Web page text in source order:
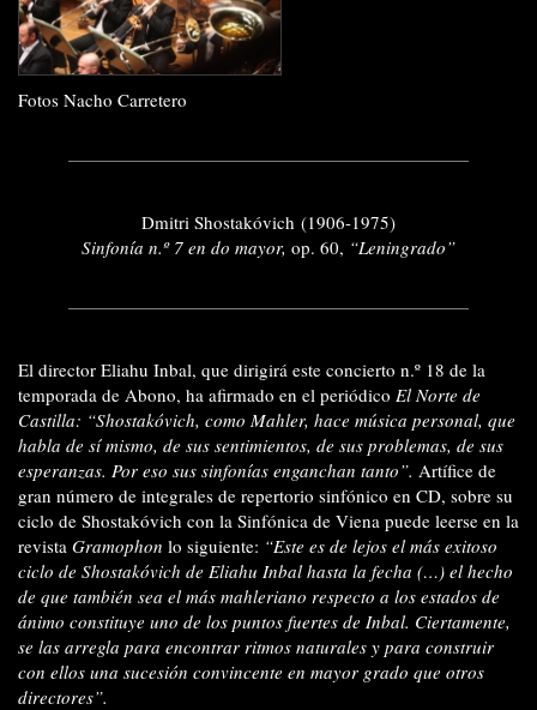
Fotos Nacho Carretero
Dmitri Shostakóvich (1906-1975)
Sinfonía n.º 7 en do mayor, op. 60, “Leningrado”
El director Eliahu Inbal, que dirigirá este concierto n.º 18 de la
temporada de Abono, ha afirmado en el periódico El Norte de
Castilla: “Shostakóvich, como Mahler, hace música personal, que
habla de sí mismo, de sus sentimientos, de sus problemas, de sus
esperanzas. Por eso sus sinfonías enganchan tanto”. Artífice de
gran número de integrales de repertorio sinfónico en CD, sobre su
ciclo de Shostakóvich con la Sinfónica de Viena puede leerse en la
revista Gramophon lo siguiente: “Este es de lejos el más exitoso
ciclo de Shostakóvich de Eliahu Inbal hasta la fecha (…) el hecho
de que también sea el más mahleriano respecto a los estados de
ánimo constituye uno de los puntos fuertes de Inbal. Ciertamente,
se las arregla para encontrar ritmos naturales y para construir
con ellos una sucesión convincente en mayor grado que otros
directores”.